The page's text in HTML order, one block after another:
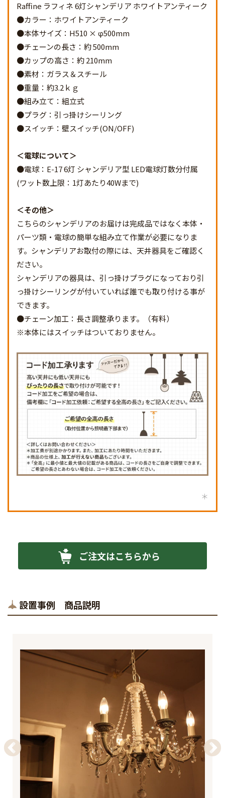
Raffine ラフィネ 6灯シャンデリア ホワイトアンティーク
●カラー：ホワイトアンティーク
●本体サイズ：H510 × φ500mm
●チェーンの長さ：約 500mm
●カップの高さ：約 210mm
●素材：ガラス＆スチール
●重量：約3.2ｋｇ
●組み立て：組立式
●プラグ：引っ掛けシーリング
●スイッチ：壁スイッチ(ON/OFF)
電球について
●電球：E-17 6灯 シャンデリア型 LED電球灯数分付属
(ワット数上限：1灯あたり40Wまで)
その他
こちらのシャンデリアのお届けは完成品ではなく本体・
パーツ類・電球の簡単な組み立て作業が必要になりま
す。シャンデリアお取付の際には、天井器具をご確認く
ださい。
シャンデリアの器具は、引っ掛けプラグになっており引
っ掛けシーリングが付いていれば誰でも取り付ける事が
できます。
●チェーン加工：長さ調整承ります。（有料）
※本体にはスイッチはついておりません。
ご注文はこちらから
設置事例 商品説明